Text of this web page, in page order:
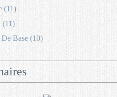
(11)
(11)
De Base (10)